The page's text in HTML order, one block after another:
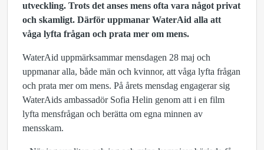
utveckling. Trots det anses mens ofta vara något privat
och skamligt. Därför uppmanar WaterAid alla att
våga lyfta frågan och prata mer om mens.
WaterAid uppmärksammar mensdagen 28 maj och
uppmanar alla, både män och kvinnor, att våga lyfta frågan
och prata mer om mens. På årets mensdag engagerar sig
WaterAids ambassadör Sofia Helin genom att i en film
lyfta mensfrågan och berätta om egna minnen av
mensskam.